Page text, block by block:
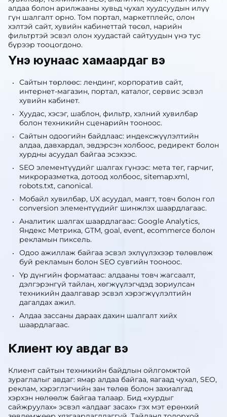
алдаа болон арилжааны хувьд чухал хуудсуудын илүү
гүн шалгалт орно. Том портал, маркетплейс, олон
хэлтэй сайт, хувийн кабинеттай төсөл, нарийн
фильтртэй эсвэл олон хуудастай сайтуудын үнэ тус
бүрээр тооцогдоно.
Үнэ юунаас хамаардаг вэ
Сайтын төрлөөс: лендинг, корпоратив сайт,
интернет-магазин, портал, каталог, сервис эсвэл
хувийн кабинет.
Хуудас, хэсэг, шаблон, фильтр, хэлний хувилбар
болон техникийн сценарийн тооноос.
Сайтын одоогийн байдлаас: индексжүүлэлтийн
алдаа, давхардал, эвдэрсэн холбоос, редирект болон
хурдны асуудал байгаа эсэхээс.
SEO элементүүдийг шалгах гүнээс: мета тег, гарчиг,
микроразметка, дотоод холбоос, sitemap.xml,
robots.txt, canonical.
Мобайл хувилбар, UX асуудал, маягт, товч болон гол
conversion элементүүдийг шинжлэх шаардлагаас.
Аналитик шалгах шаардлагаас: Google Analytics,
Яндекс Метрика, GTM, goal, event, ecommerce болон
рекламын пиксель.
Одоо ажиллаж байгаа эсвэл эхлүүлэхээр төлөвлөж
буй рекламын болон SEO сувгийн тооноос.
Үр дүнгийн форматаас: алдааны товч жагсаалт,
дэлгэрэнгүй тайлан, хөгжүүлэгчдэд зориулсан
техникийн даалгавар эсвэл хэрэгжүүлэлтийн
дагалдах ажил.
Алдаа зассаны дараах дахин шалгалт хийх
шаардлагаас.
Клиент юу авдаг вэ
Клиент сайтын техникийн байдлын ойлгомжтой
зураглалыг авдаг: ямар алдаа байгаа, яагаад чухал, SEO,
реклам, хэрэглэгчийн зан төлөв болон захиалгад
хэрхэн нөлөөлж байгаа талаар. Бид «хурдыг
сайжруулах» эсвэл «алдааг засах» гэх мэт ерөнхий